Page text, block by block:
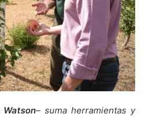
Watson– suma herramientas y